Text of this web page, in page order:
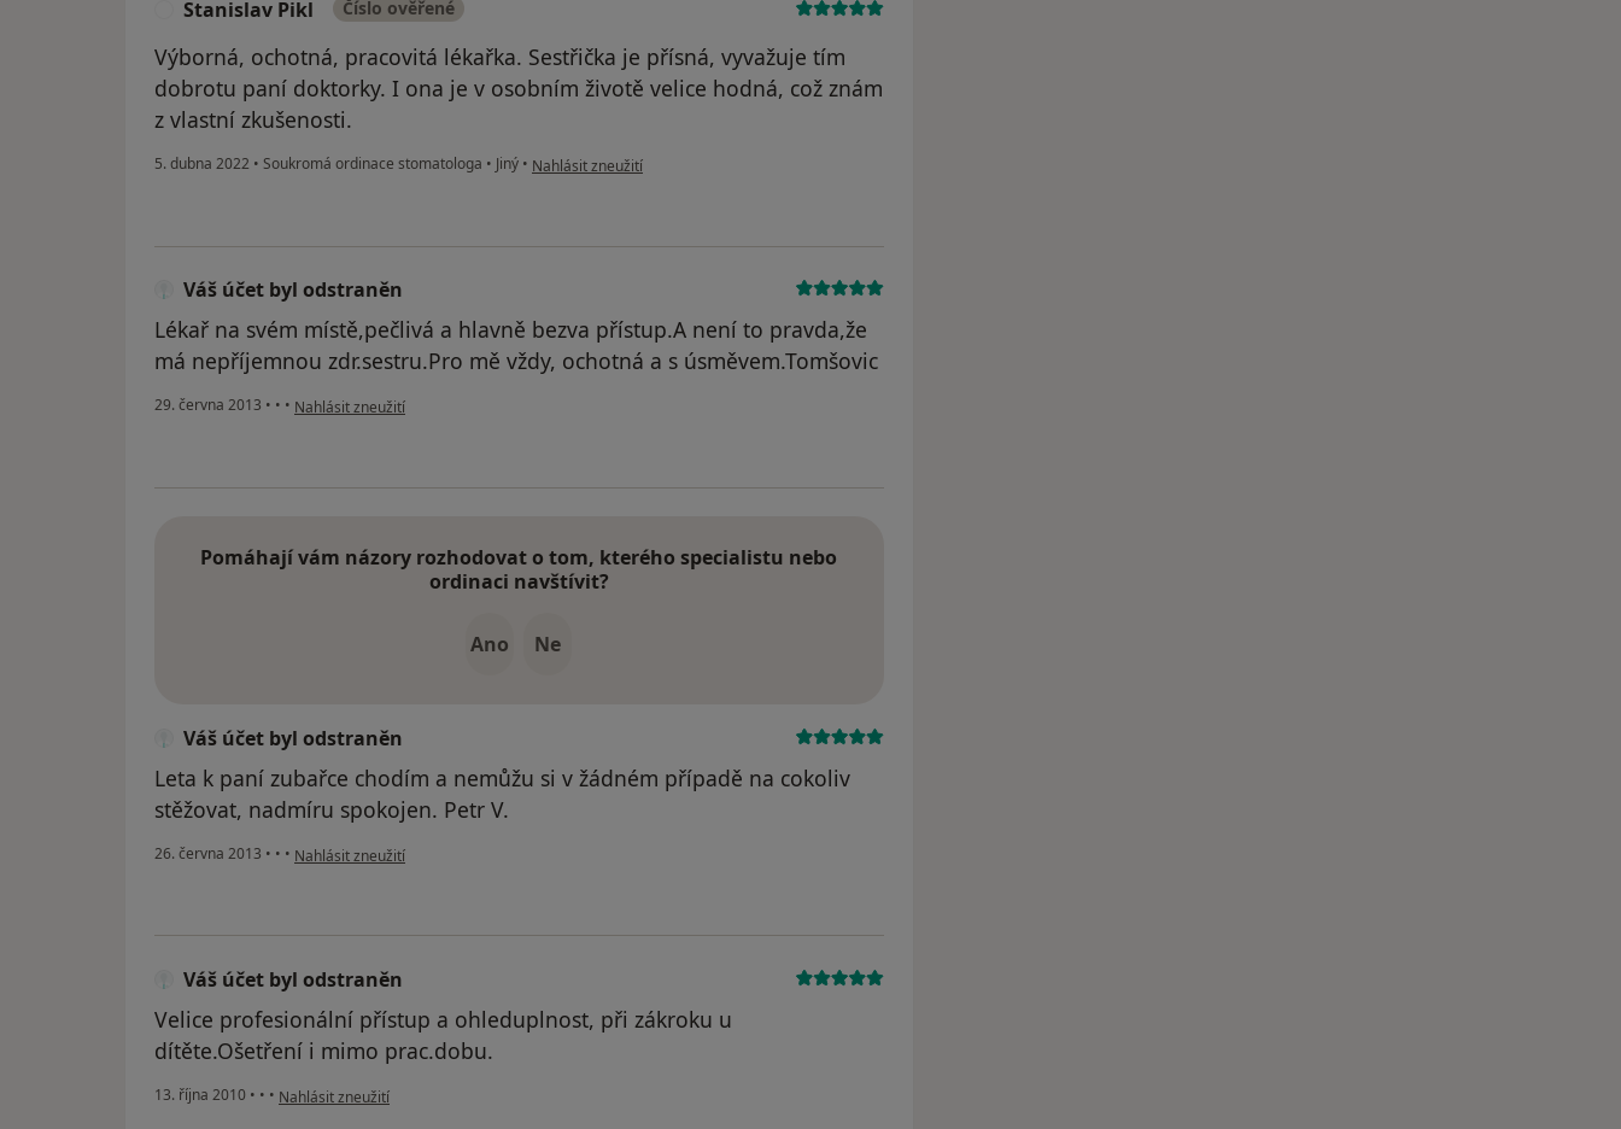
Stanislav Pikl Číslo ověřené
Výborná, ochotná, pracovitá lékařka. Sestřička je přísná, vyvažuje tím
dobrotu paní doktorky. I ona je v osobním životě velice hodná, což znám
z vlastní zkušenosti.
5. dubna 2022 • Soukromá ordinace stomatologa • Jiný • podle názoru uživatele Stanislav Pikl
Nahlásit zneužití
Váš účet byl odstraněn
Lékař na svém místě,pečlivá a hlavně bezva přístup.A není to pravda,že
má nepříjemnou zdr.sestru.Pro mě vždy, ochotná a s úsměvem.Tomšovic
29. června 2013 • • • podle názoru uživatele Váš účet byl odstraněn
Nahlásit zneužití
Pomáhají vám názory rozhodovat o tom, kterého specialistu nebo
ordinaci navštívit?
Ano Ne
Váš účet byl odstraněn
Leta k paní zubařce chodím a nemůžu si v žádném případě na cokoliv
stěžovat, nadmíru spokojen. Petr V.
26. června 2013 • • • podle názoru uživatele Váš účet byl odstraněn
Nahlásit zneužití
Váš účet byl odstraněn
Velice profesionální přístup a ohleduplnost, při zákroku u
dítěte.Ošetření i mimo prac.dobu.
13. října 2010 • • • podle názoru uživatele Váš účet byl odstraněn
Nahlásit zneužití